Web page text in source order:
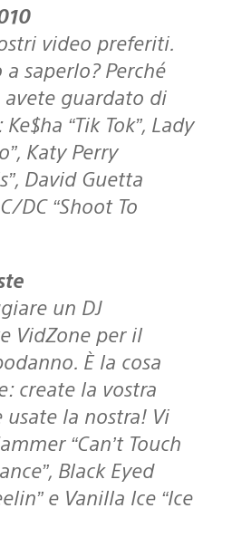
video preferiti.
saperlo? Perché
guardato di
“Tik Tok”, Lady
Katy Perry
David Guetta
DC “Shoot To
un DJ
VidZone per il
È la cosa
create la vostra
la nostra! Vi
“Can’t Touch
Black Eyed
e Vanilla Ice “Ice